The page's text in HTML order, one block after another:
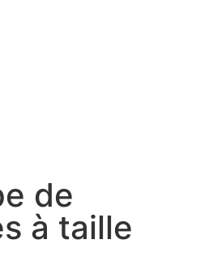
de
à taille